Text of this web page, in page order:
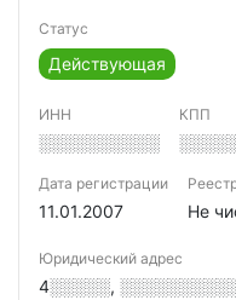
Статус
Действующая
ИНН
░░░░░░░░░░
КПП
Дата регистрации
11.01.2007 Не
Юридический адрес
4░░░░░,